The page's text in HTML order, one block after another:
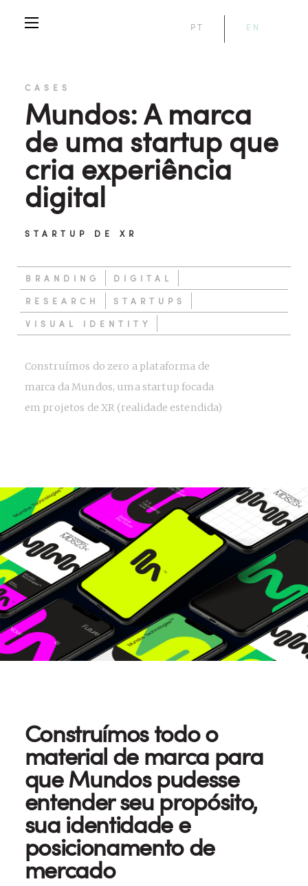
PT EN
CASES
Mundos: A marca
de uma startup que
cria experiência
digital
STARTUP DE XR
BRANDING DIGITAL
RESEARCH STARTUPS
VISUAL IDENTITY
Construímos do zero a plataforma de
marca da Mundos, uma startup focada
em projetos de XR (realidade estendida)
Construímos todo o
material de marca para
que Mundos pudesse
entender seu propósito,
sua identidade e
posicionamento de
mercado